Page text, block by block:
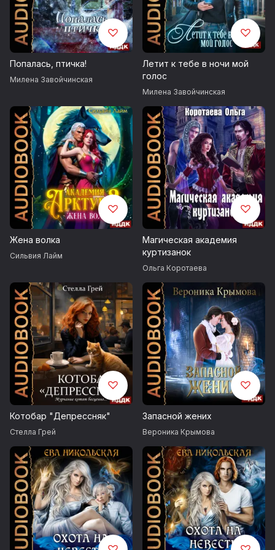
Попалась, птичка!
Милена Завойчинская
Летит к тебе в ночи мой
голос
Милена Завойчинская
Жена волка
Сильвия Лайм
Магическая академия
куртизанок
Ольга Коротаева
Котобар "Депрессняк"
Стелла Грей
Запасной жених
Вероника Крымова